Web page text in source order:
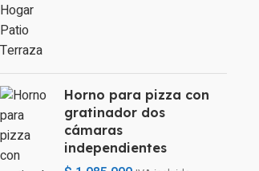
Horno para pizza con
gratinador dos
cámaras
independientes